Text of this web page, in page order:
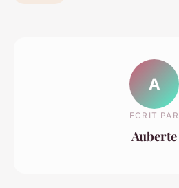
A
ECRIT PAR
Auberte